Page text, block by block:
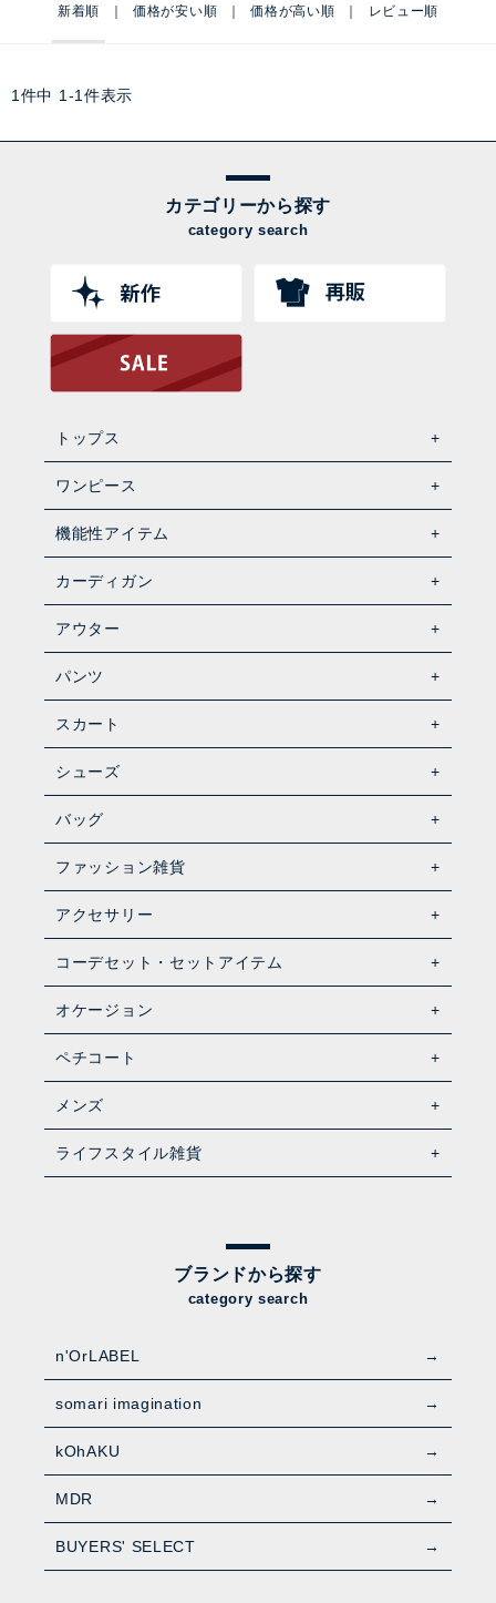
新着順 価格が安い順 価格が高い順 レビュー順
1 件中 1 -1 件表示
カテゴリーから探す
category search
トップス
ワンピース
機能性アイテム
カーディガン
アウター
パンツ
スカート
シューズ
バッグ
ファッション雑貨
アクセサリー
コーデセット・セットアイテム
オケージョン
ペチコート
メンズ
ライフスタイル雑貨
ブランドから探す
category search
n'OrLABEL
somari imagination
kOhAKU
MDR
BUYERS' SELECT